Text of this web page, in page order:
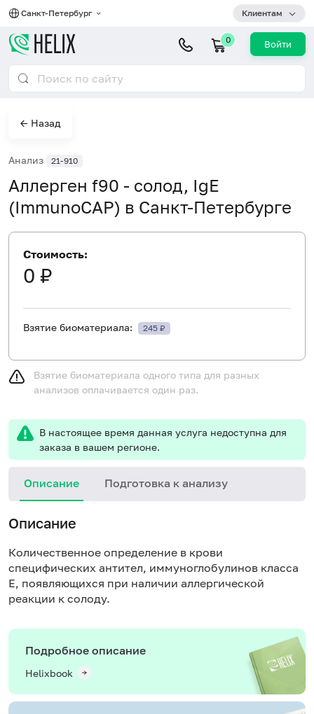
Санкт-Петербург Клиентам
0 Войти
← Назад
Анализ 21-910
Аллерген f90 - солод, IgE
(ImmunoCAP) в Санкт-Петербурге
Стоимость:
0 ₽
Взятие биоматериала: 245 ₽
Взятие биоматериала одного типа для разных
анализов оплачивается один раз.
В настоящее время данная услуга недоступна для
заказа в вашем регионе.
Описание Подготовка к анализу
Описание
Количественное определение в крови
специфических антител, иммуноглобулинов класса
E, появляющихся при наличии аллергической
реакции к солоду.
Подробное описание
Helixbook